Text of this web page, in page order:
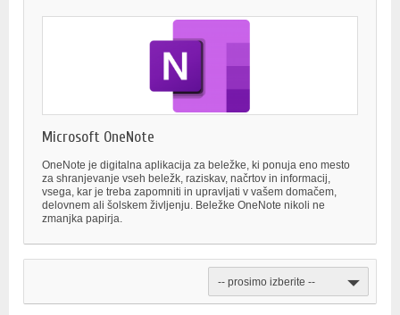
Microsoft OneNote
OneNote je digitalna aplikacija za beležke, ki ponuja eno mesto
za shranjevanje vseh beležk, raziskav, načrtov in informacij,
vsega, kar je treba zapomniti in upravljati v vašem domačem,
delovnem ali šolskem življenju. Beležke OneNote nikoli ne
zmanjka papirja.
-- prosimo izberite --